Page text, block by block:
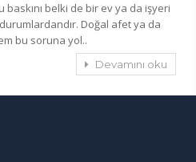
baskını belki de bir ev ya da işyeri
Doğal afet ya da
bu soruna yol..
Devamını oku